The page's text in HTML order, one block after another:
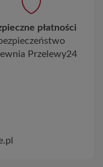
płatności
Przelewy24